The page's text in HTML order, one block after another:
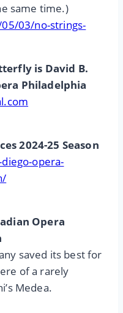
same time.)
03/no-strings-
is David B.
Philadelphia
2024-25 Season
opera-
Opera
saved its best for
of a rarely
Medea.